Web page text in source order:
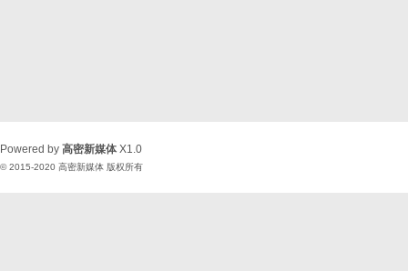
Powered by 高密新媒体 X1.0
© 2015-2020 高密新媒体 版权所有